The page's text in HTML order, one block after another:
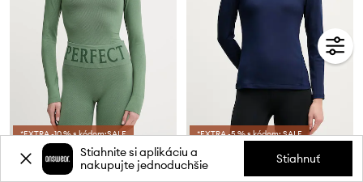
*EXTRA -10 % s kódom:SALE
Funkčná košeľa s dlhým rukávom s vlnenou zmesou Perfect Moment Perfect Thermal
Aktuálna cena:
139,90 €
*EXTRA -5 % s kódom: SALE
Aktuálna cena:
Stiahnite si aplikáciu a
nakupujte jednoduchšie
Stiahnuť